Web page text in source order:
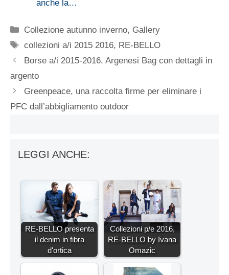
anche la…
Categorie
Collezione autunno inverno, Gallery
Tag
collezioni a/i 2015 2016, RE-BELLO
Borse a/i 2015-2016, Argenesi Bag con dettagli in
argento
Greenpeace, una raccolta firme per eliminare i
PFC dall’abbigliamento outdoor
LEGGI ANCHE:
RE-BELLO presenta
il denim in fibra
d'ortica
Collezioni p/e 2016,
RE-BELLO by Ivana
Omazic